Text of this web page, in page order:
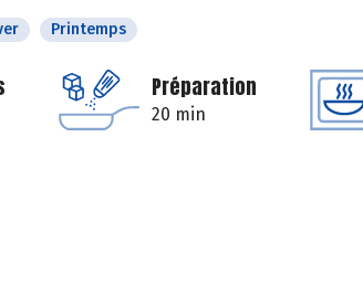
Printemps
Préparation
20 min